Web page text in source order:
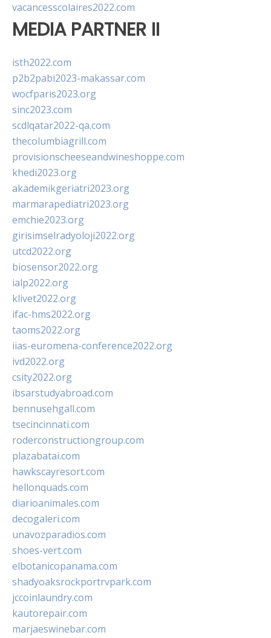
vacancesscolaires2022.com
MEDIA PARTNER II
isth2022.com
p2b2pabi2023-makassar.com
wocfparis2023.org
sinc2023.com
scdlqatar2022-qa.com
thecolumbiagrill.com
provisionscheeseandwineshoppe.com
khedi2023.org
akademikgeriatri2023.org
marmarapediatri2023.org
emchie2023.org
girisimselradyoloji2022.org
utcd2022.org
biosensor2022.org
ialp2022.org
klivet2022.org
ifac-hms2022.org
taoms2022.org
iias-euromena-conference2022.org
ivd2022.org
csity2022.org
ibsarstudyabroad.com
bennusehgall.com
tsecincinnati.com
roderconstructiongroup.com
plazabatai.com
hawkscayresort.com
hellonquads.com
diarioanimales.com
decogaleri.com
unavozparadios.com
shoes-vert.com
elbotanicopanama.com
shadyoaksrockportrvpark.com
jccoinlaundry.com
kautorepair.com
marjaeswinebar.com